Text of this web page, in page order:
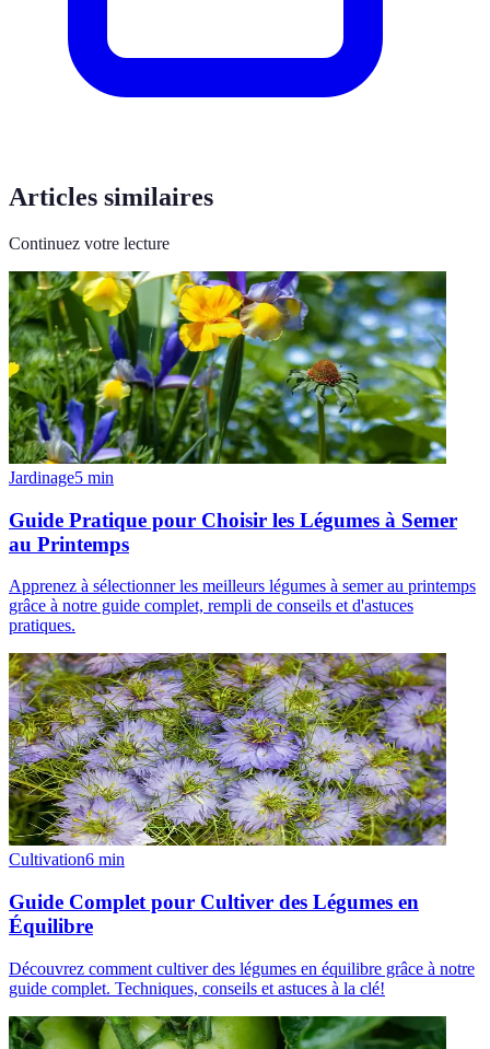
Articles similaires
Continuez votre lecture
Jardinage5 min
Guide Pratique pour Choisir les Légumes à Semer
au Printemps
Apprenez à sélectionner les meilleurs légumes à semer au printemps
grâce à notre guide complet, rempli de conseils et d'astuces
pratiques.
Cultivation6 min
Guide Complet pour Cultiver des Légumes en
Équilibre
Découvrez comment cultiver des légumes en équilibre grâce à notre
guide complet. Techniques, conseils et astuces à la clé!